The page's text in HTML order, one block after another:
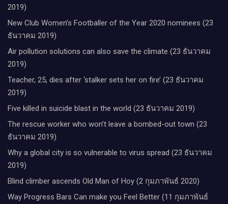
2019)
New Club Women’s Footballer of the Year 2020 nominees (23
ธันวาคม 2019)
Air pollution solutions can also save the climate (23 ธันวาคม
2019)
Teacher, 25, dies after ‘stalker sets her on fire’ (23 ธันวาคม
2019)
Five killed in suicide blast in the world (23 ธันวาคม 2019)
The rescue worker who won’t leave a bombed-out town (23
ธันวาคม 2019)
Why a global city is so vulnerable to virus spread (23 ธันวาคม
2019)
Blind climber ascends Old Man of Hoy (2 กุมภาพันธ์ 2020)
Way Progress Bars Can make you Feel Better (11 กุมภาพันธ์